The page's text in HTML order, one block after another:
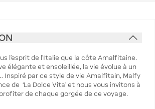
l'esprit de l'Italie que la côte Amalfitaine.
élégante et ensoleillée, la vie évolue à un
par ce style de vie Amalfitain, Malfy
de ‘La Dolce Vita’ et nous vous invitons à
de chaque gorgée de ce voyage.